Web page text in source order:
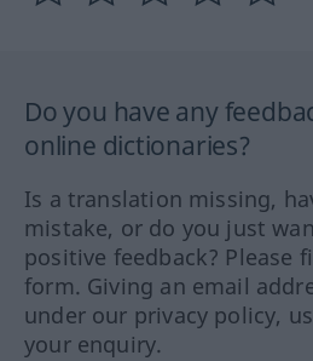
Do you have any
online dictionaries?
Is a translation missing,
mistake, or do you just
positive feedback? Please
form. Giving an email
under our privacy policy,
your enquiry.